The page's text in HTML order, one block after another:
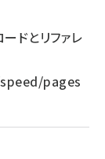
ドとリファレ
pages